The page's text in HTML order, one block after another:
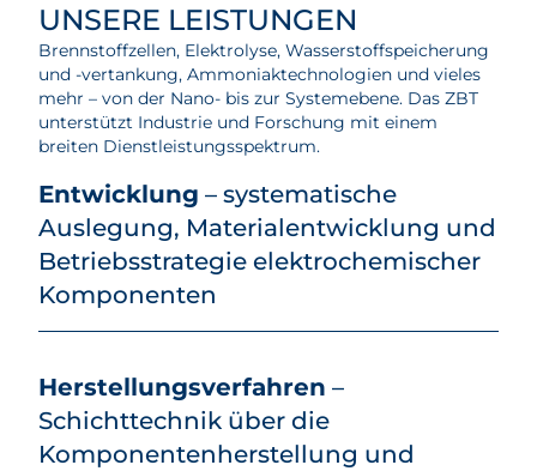
UNSERE LEISTUNGEN
Brennstoffzellen, Elektrolyse, Wasserstoffspeicherung
und -vertankung, Ammoniaktechnologien und vieles
mehr – von der Nano- bis zur Systemebene. Das ZBT
unterstützt Industrie und Forschung mit einem
breiten Dienstleistungsspektrum.
Entwicklung – systematische
Auslegung, Materialentwicklung und
Betriebsstrategie elektrochemischer
Komponenten
Herstellungsverfahren –
Schichttechnik über die
Komponentenherstellung und